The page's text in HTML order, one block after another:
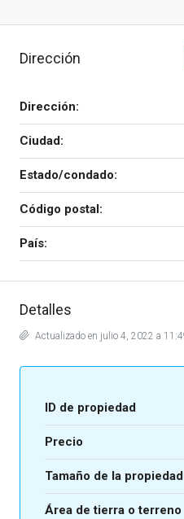
Dirección
Dirección:
Ciudad:
Estado/condado:
Código postal:
País:
Detalles
Actualizado en julio 4, 2022 a
ID de propiedad
Precio
Tamaño de la propiedad
Área de tierra o terreno